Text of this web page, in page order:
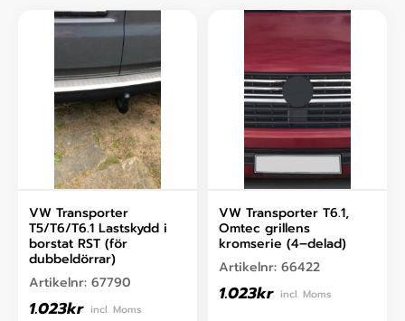
VW Transporter
T5/T6/T6.1 Lastskydd i
borstat RST (för
dubbeldörrar)
Artikelnr: 67790
1.023kr incl. Moms
VW Transporter T6.1,
Omtec grillens
kromserie (4–delad)
Artikelnr: 66422
1.023kr incl. Moms